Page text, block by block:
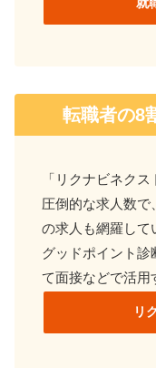
転職者の8
「リクナビネク
圧倒的な求人数
の求人も網羅して
グッドポイント診
て面接などで活用
リ